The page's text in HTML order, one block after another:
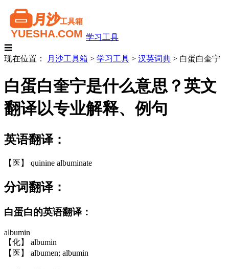
学习工具
☰
现在位置：
月沙工具箱 > 学习工具 > 汉英词典 > 白蛋白奎宁
白蛋白奎宁是什么意思？英文
翻译以专业解释、例句
英语翻译：
【医】 quinine albuminate
分词翻译：
白蛋白的英语翻译：
albumin
【化】 albumin
【医】 albumen; albumin